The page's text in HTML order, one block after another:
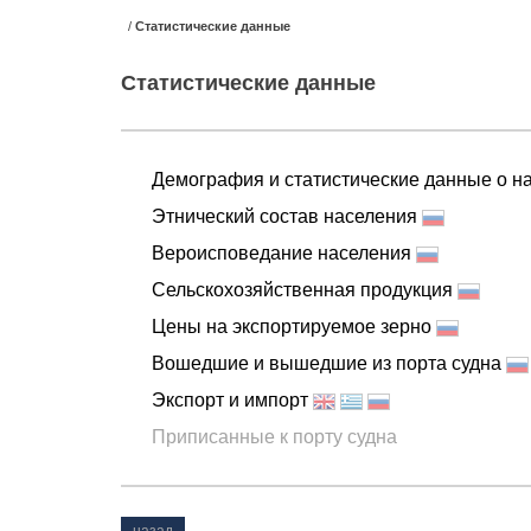
/ Статистические данные
Статистические данные
Демография и статистические данные о
Этнический состав населения
Вероисповедание населения
Сельскохозяйственная продукция
Цены на экспортируемое зерно
Вошедшие и вышедшие из порта судна
Экспорт и импорт
Приписанные к порту судна